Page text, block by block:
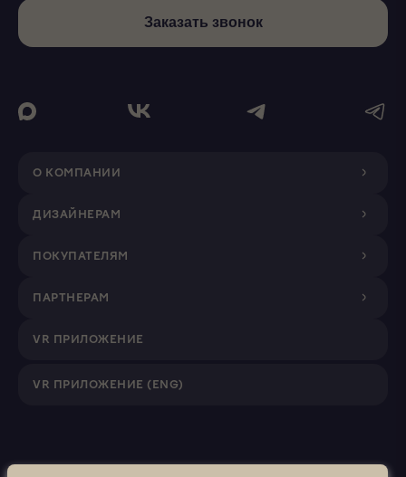
О КОМПАНИИ
ДИЗАЙНЕРАМ
ПОКУПАТЕЛЯМ
ПАРТНЕРАМ
VR ПРИЛОЖЕНИЕ
VR ПРИЛОЖЕНИЕ (ENG)
Заказать звонок